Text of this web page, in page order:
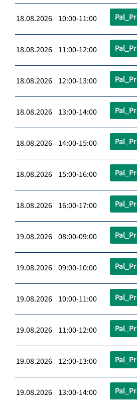
18.08.2026 10:00-11:00
18.08.2026 11:00-12:00
18.08.2026 12:00-13:00
18.08.2026 13:00-14:00
18.08.2026 14:00-15:00
18.08.2026 15:00-16:00
18.08.2026 16:00-17:00
19.08.2026 08:00-09:00
19.08.2026 09:00-10:00
19.08.2026 10:00-11:00
19.08.2026 11:00-12:00
19.08.2026 12:00-13:00
19.08.2026 13:00-14:00